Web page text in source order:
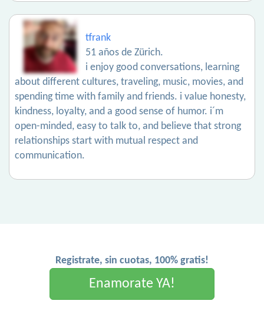
tfrank
51 años de Zürich.
i enjoy good conversations, learning
about different cultures, traveling, music, movies, and
spending time with family and friends. i value honesty,
kindness, loyalty, and a good sense of humor. i´m
open-minded, easy to talk to, and believe that strong
relationships start with mutual respect and
communication.
Registrate, sin cuotas, 100% gratis!
Enamorate YA!